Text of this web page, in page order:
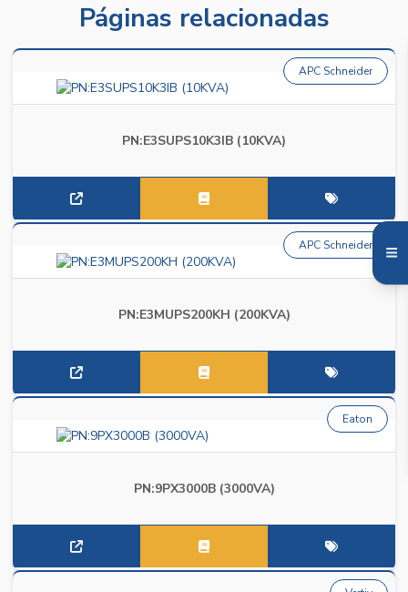
Páginas relacionadas
PN:E3SUPS10K3IB (10KVA)
APC Schneider
PN:E3MUPS200KH (200KVA)
APC Schneider
PN:9PX3000B (3000VA)
Eaton